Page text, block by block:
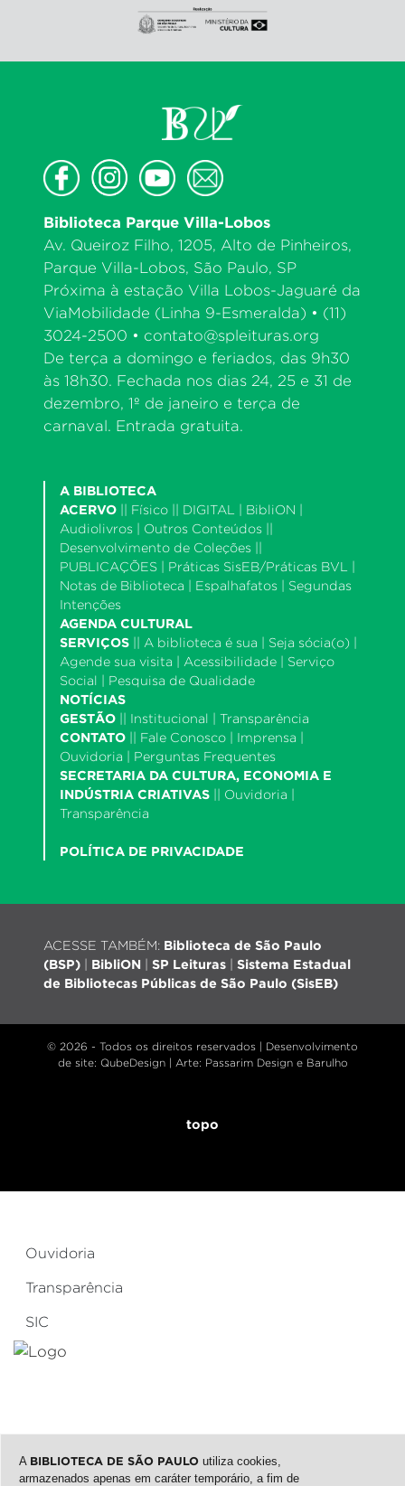
Biblioteca Parque Villa-Lobos
Av. Queiroz Filho, 1205, Alto de Pinheiros,
Parque Villa-Lobos, São Paulo, SP
Próxima à estação Villa Lobos-Jaguaré da
ViaMobilidade (Linha 9-Esmeralda) • (11)
3024-2500 • contato@spleituras.org
De terça a domingo e feriados, das 9h30
às 18h30. Fechada nos dias 24, 25 e 31 de
dezembro, 1º de janeiro e terça de
carnaval. Entrada gratuita.
A BIBLIOTECA
ACERVO || Físico || DIGITAL | BibliON |
Audiolivros | Outros Conteúdos ||
Desenvolvimento de Coleções ||
PUBLICAÇÕES | Práticas SisEB/Práticas BVL
|
Notas de Biblioteca | Espalhafatos | Segundas
Intenções
AGENDA CULTURAL
SERVIÇOS || A biblioteca é sua | Seja sócia(o) |
Agende sua visita | Acessibilidade | Serviço
Social | Pesquisa de Qualidade
NOTÍCIAS
GESTÃO || Institucional | Transparência
CONTATO || Fale Conosco | Imprensa |
Ouvidoria | Perguntas Frequentes
SECRETARIA DA CULTURA, ECONOMIA E
INDÚSTRIA CRIATIVAS || Ouvidoria |
Transparência
POLÍTICA DE PRIVACIDADE
ACESSE TAMBÉM: Biblioteca de São Paulo
(BSP) | BibliON | SP Leituras | Sistema Estadual
de Bibliotecas Públicas de São Paulo (SisEB)
© 2026 - Todos os direitos reservados | Desenvolvimento
de site: QubeDesign | Arte: Passarim Design e Barulho
topo
Ouvidoria
Transparência
SIC
A BIBLIOTECA DE SÃO PAULO utiliza cookies,
armazenados apenas em caráter temporário, a fim de